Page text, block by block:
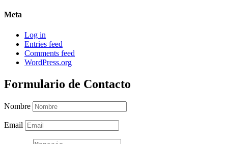
Meta
Log in
Entries feed
Comments feed
WordPress.org
Formulario de Contacto
Nombre
Email